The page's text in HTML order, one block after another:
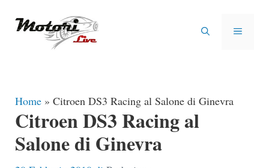
MENU
Home » Citroen DS3 Racing al Salone di Ginevra
Citroen DS3 Racing al
Salone di Ginevra